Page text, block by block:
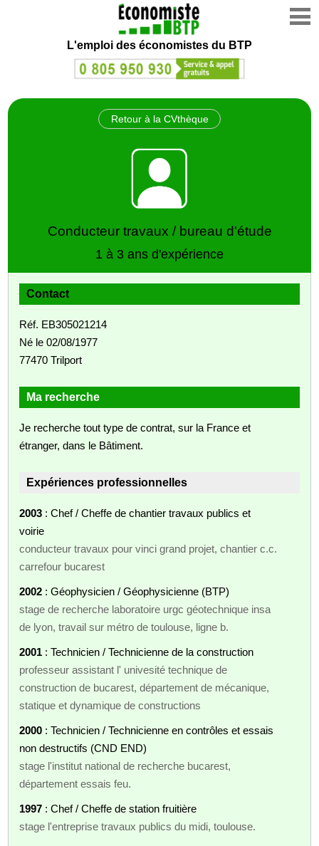
L'emploi des économistes du BTP
Retour à la CVthèque
Conducteur travaux / bureau d'étude
1 à 3 ans d'expérience
Contact
Réf. EB305021214
Né le 02/08/1977
77470 Trilport
Ma recherche
Je recherche tout type de contrat, sur la France et
étranger, dans le Bâtiment.
Expériences professionnelles
2003 : Chef / Cheffe de chantier travaux publics et
voirie
conducteur travaux pour vinci grand projet, chantier c.c.
carrefour bucarest
2002 : Géophysicien / Géophysicienne (BTP)
stage de recherche laboratoire urgc géotechnique insa
de lyon, travail sur métro de toulouse, ligne b.
2001 : Technicien / Technicienne de la construction
professeur assistant l' univesité technique de
construction de bucarest, département de mécanique,
statique et dynamique de constructions
2000 : Technicien / Technicienne en contrôles et essais
non destructifs (CND END)
stage l'institut national de recherche bucarest,
département essais feu.
1997 : Chef / Cheffe de station fruitière
stage l'entreprise travaux publics du midi, toulouse.